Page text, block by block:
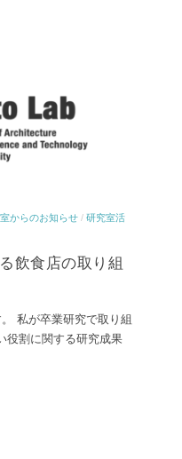
からのお知らせ / 研究室活
飲食店の取り組
私が卒業研究で取り組
役割に関する研究成果